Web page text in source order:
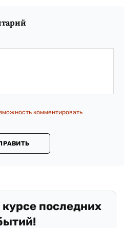
комментировать
курсе последних